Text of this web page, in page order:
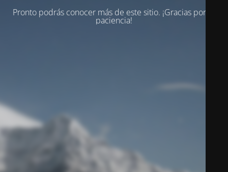
Pronto podrás conocer más de este sitio. ¡Gracias por tu
paciencia!